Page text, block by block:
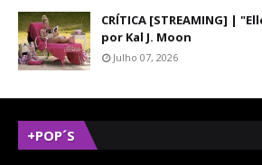
CRÍTICA [STREAMING] |
por Kal J. Moon
Julho 07, 2026
+POP´S